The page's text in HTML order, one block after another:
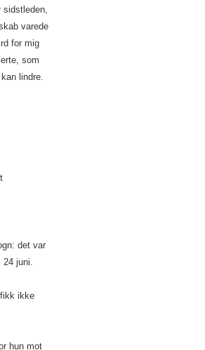
sidstleden,
varede
for mig
som
lindre.
det var
24 juni.
ikke
hun mot